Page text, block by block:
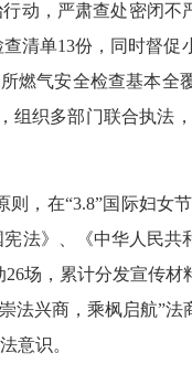
动，严肃查处密闭不
清单13份，同时督
气安全检查基本全
组织多部门联合执法
，在“3.8”国际妇女
法》、《中华人民
26场 ，累计分发宣传材
法兴商，乘枫启航”法
意识。